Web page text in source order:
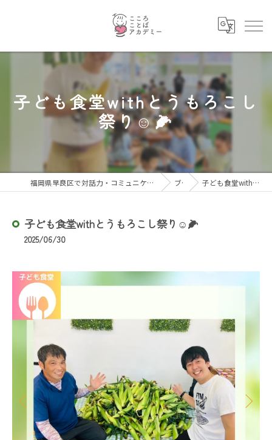
子ども食堂withとうもろこし
祭り☺️🌽
福岡県早良区で対話力・コミュニケーション力を育むならこころことばアカデミー ブログ 子ども食堂withとうもろこし祭り☺️🌽
子ども食堂withとうもろこし祭り☺️🌽
2025/06/30